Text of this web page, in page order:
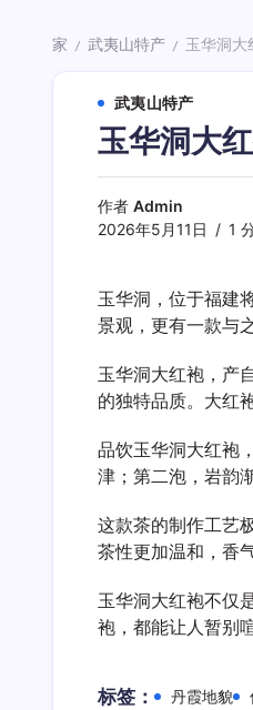
家 / 武夷山特产 / 玉华洞大
武夷山特产
玉华洞大
作者 Admin
2026年5月11日
1
玉华洞，位于福建
景观，更有一款与
玉华洞大红袍，产
的独特品质。大红
品饮玉华洞大红袍
津；第二泡，岩韵
这款茶的制作工艺
茶性更加温和，香
玉华洞大红袍不仅
袍，都能让人暂别
标签： 丹霞地貌